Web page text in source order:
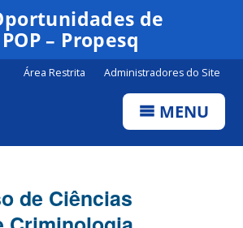
Canaisde
– Propesq
Área Restrita Administradores do Site
MENU
de Ciências